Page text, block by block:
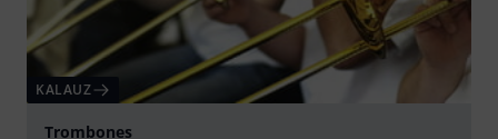
KALAUZ
Trombones